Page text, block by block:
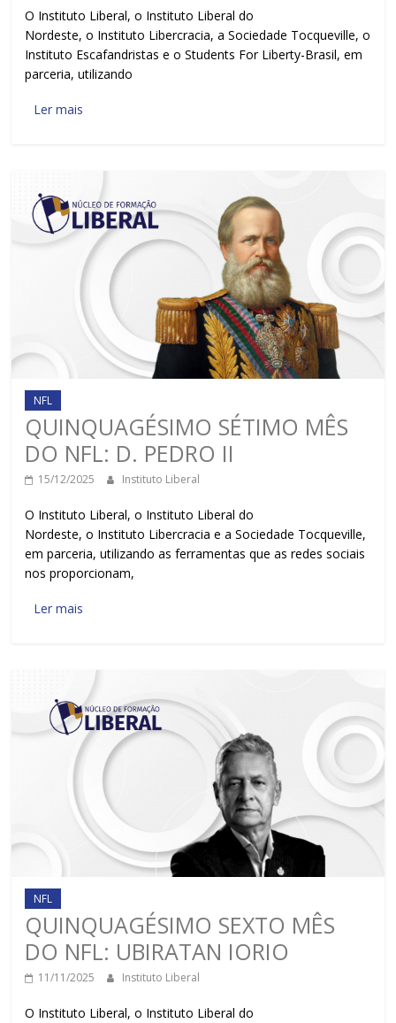
O Instituto Liberal, o Instituto Liberal do
Nordeste, o Instituto Libercracia, a Sociedade Tocqueville, o
Instituto Escafandristas e o Students For Liberty-Brasil, em
parceria, utilizando
Ler mais
NFL
QUINQUAGÉSIMO SÉTIMO MÊS
DO NFL: D. PEDRO II
15/12/2025 Instituto Liberal
O Instituto Liberal, o Instituto Liberal do
Nordeste, o Instituto Libercracia e a Sociedade Tocqueville,
em parceria, utilizando as ferramentas que as redes sociais
nos proporcionam,
Ler mais
NFL
QUINQUAGÉSIMO SEXTO MÊS
DO NFL: UBIRATAN IORIO
11/11/2025 Instituto Liberal
O Instituto Liberal, o Instituto Liberal do